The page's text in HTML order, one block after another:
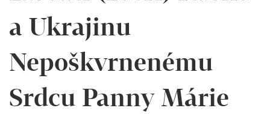
a Ukrajinu
Nepoškvrnenému
Srdcu Panny Márie